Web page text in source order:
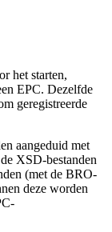
het starten,
EPC. Dezelfde
geregistreerde
aangeduid met
XSD-bestanden
(met de BRO-
deze worden